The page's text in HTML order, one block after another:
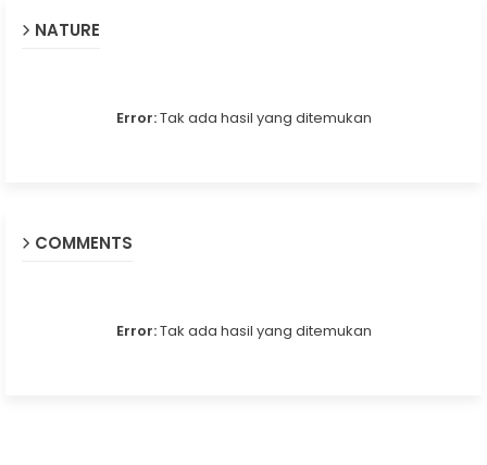
NATURE
Error:Tak ada hasil yang ditemukan
COMMENTS
Error:Tak ada hasil yang ditemukan